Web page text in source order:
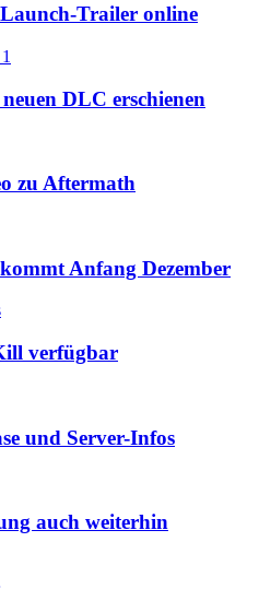
Trailer online
1
DLC erschienen
zu Aftermath
Anfang Dezember
verfügbar
und Server-Infos
auch weiterhin